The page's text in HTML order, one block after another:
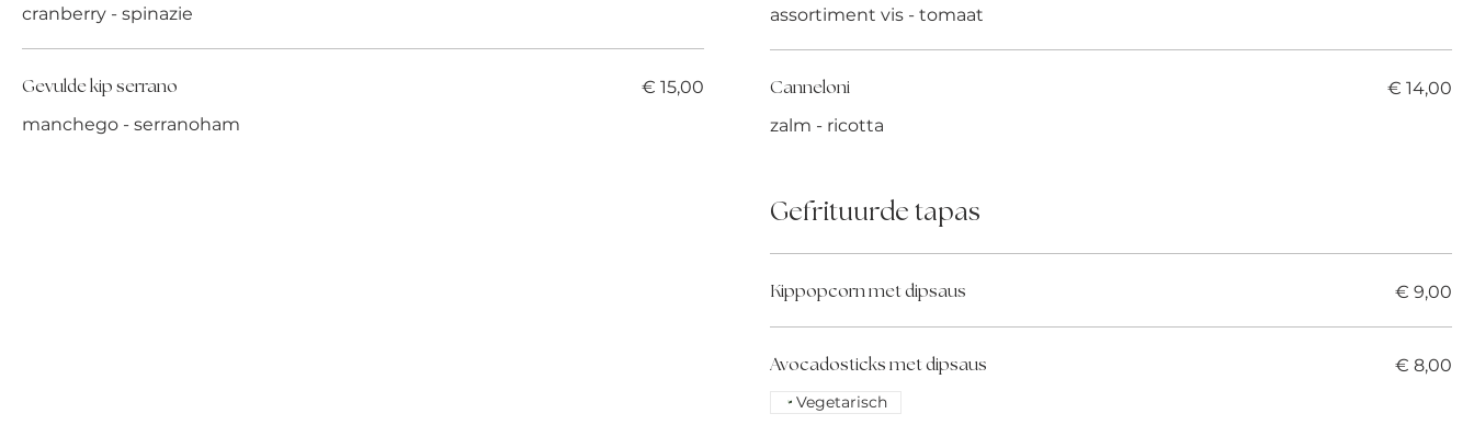
cranberry - spinazie
Gevulde kip serrano
manchego - serranoham
€ 15,00
assortiment vis - tomaat
Canneloni
zalm - ricotta
€ 14,00
Gefrituurde tapas
Kippopcorn met dipsaus € 9,00
Avocadosticks met dipsaus € 8,00
Vegetarisch